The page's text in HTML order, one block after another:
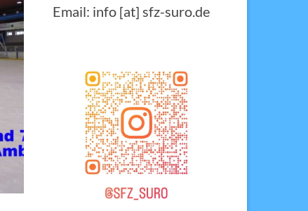
Email: info [at] sfz-suro.de